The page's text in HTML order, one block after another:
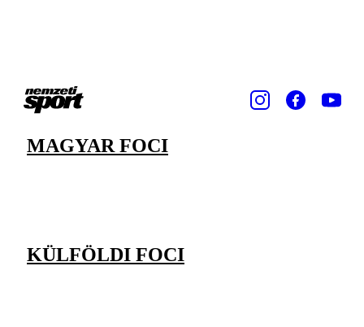
MAGYAR FOCI
KÜLFÖLDI FOCI